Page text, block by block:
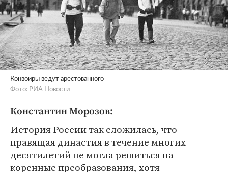
Конвоиры ведут арестованного
Фото: РИА Новости
Константин Морозов:
История России так сложилась, что
правящая династия в течение многих
десятилетий не могла решиться на
коренные преобразования, хотя